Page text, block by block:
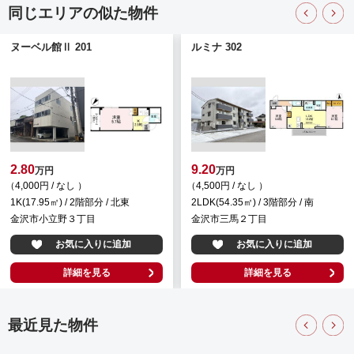
同じエリアの似た物件
ヌーベル館Ⅱ 201
2.80万円
（4,000円 / なし ）
1K(17.95㎡) / 2階部分 / 北東
金沢市小立野３丁目
お気に入りに追加
詳細を見る
ルミナ 302
9.20万円
（4,500円 / なし ）
2LDK(54.35㎡) / 3階部分 / 南
金沢市三馬２丁目
お気に入りに追加
詳細を見る
最近見た物件